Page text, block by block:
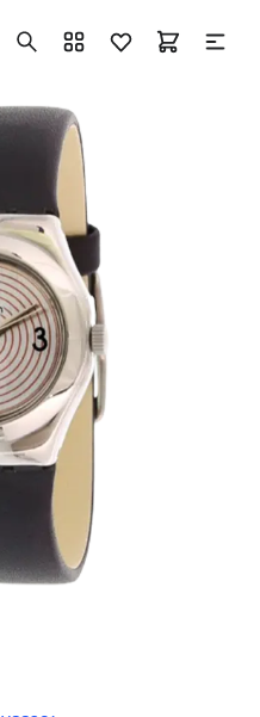
+7 ( 705 ) 181-42-50
info@vetervremeni.kz